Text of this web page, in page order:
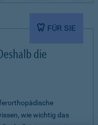
FÜR SIE
die
wie wichtig das